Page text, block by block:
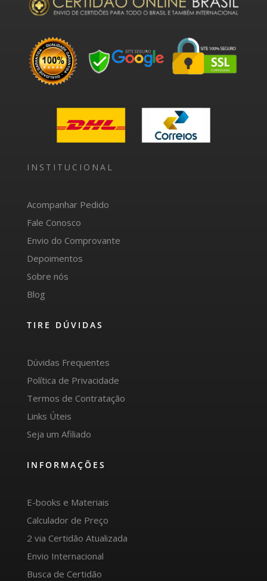
INSTITUCIONAL
Acompanhar Pedido
Fale Conosco
Envio do Comprovante
Depoimentos
Sobre nós
Blog
TIRE DÚVIDAS
Dúvidas Frequentes
Política de Privacidade
Termos de Contratação
Links Úteis
Seja um Afiliado
INFORMAÇÕES
E-books e Materiais
Calculador de Preço
2 via Certidão Atualizada
Envio Internacional
Busca de Certidão